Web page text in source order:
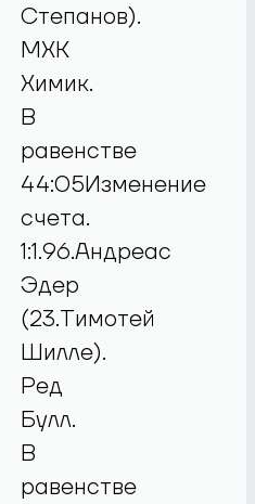
Степанов).
МХК
Химик.
В
равенстве
44:05Изменение
счета.
1:1.96.Андреас
Эдер
(23.Тимотей
Шилле).
Ред
Булл.
В
равенстве